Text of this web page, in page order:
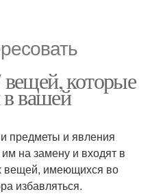
которые
вашей
предметы и явления
на замену и входят в
вещей, имеющихся во
избавляться.